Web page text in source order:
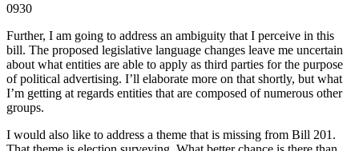
0930
Further, I am going to address an ambiguity that I perceive in this
bill. The proposed legislative language changes leave me uncertain
about what entities are able to apply as third parties for the purpose
of political advertising. I’ll elaborate more on that shortly, but what
I’m getting at regards entities that are composed of numerous other
groups.
I would also like to address a theme that is missing from Bill 201.